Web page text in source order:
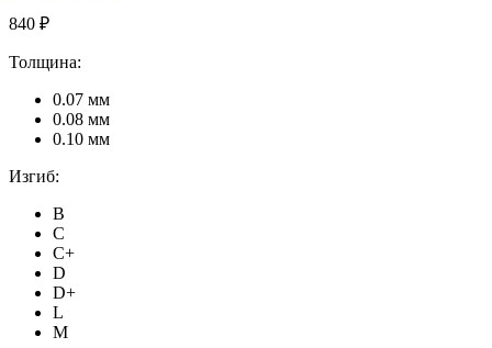
840 ₽
Толщина:
0.07 мм
0.08 мм
0.10 мм
Изгиб:
B
C
C+
D
D+
L
M